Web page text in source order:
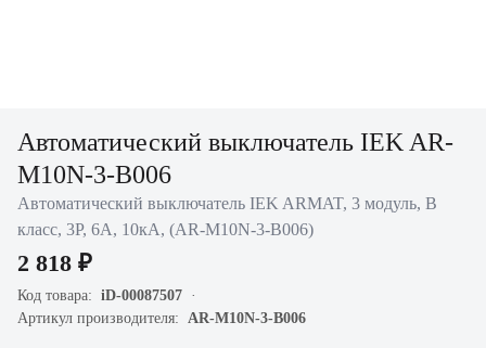
Автоматический выключатель IEK AR-
M10N-3-B006
Автоматический выключатель IEK ARMAT, 3 модуль, B
класс, 3P, 6А, 10кА, (AR-M10N-3-B006)
2 818 ₽
Код товара: iD-00087507
Артикул производителя: AR-M10N-3-B006